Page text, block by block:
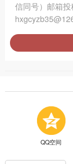
信同号）邮箱投
QQ空间